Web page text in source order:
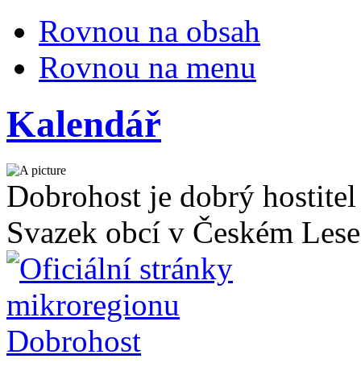
Rovnou na obsah
Rovnou na menu
Kalendář
Dobrohost je dobrý hostitel
Svazek obcí v Českém Lese